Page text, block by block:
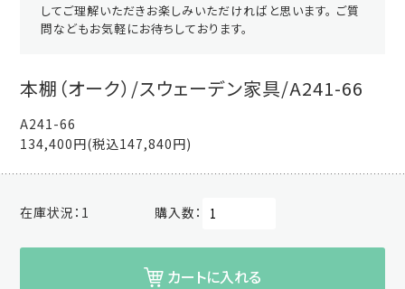
してご理解いただきお楽しみいただければと思います。 ご質
問などもお気軽にお待ちしております。
本棚（オーク）/スウェーデン家具/A241-66
A241-66
134,400円(税込147,840円)
在庫状況： 1 購入数：
カートに入れる